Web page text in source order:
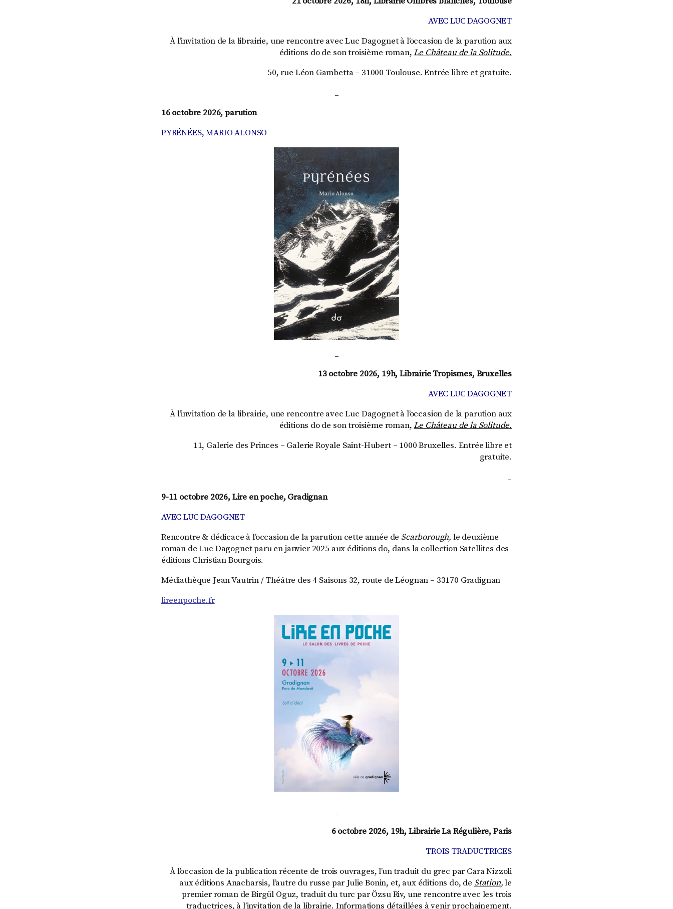
AVEC LUC DAGOGNET
À l’invitation de la librairie, une rencontre avec Luc Dagognet à l’occasion de la parution aux
éditions do de son troisième roman,Le Château de la Solitude.
50, rue Léon Gambetta – 31000 Toulouse. Entrée libre et gratuite.
_
16 octobre 2026, parution
PYRÉNÉES, MARIO ALONSO
_
13 octobre 2026, 19h, Librairie Tropismes, Bruxelles
AVEC LUC DAGOGNET
À l’invitation de la librairie, une rencontre avec Luc Dagognet à l’occasion de la parution aux
éditions do de son troisième roman,Le Château de la Solitude.
11, Galerie des Princes – Galerie Royale Saint-Hubert – 1000 Bruxelles. Entrée libre et
gratuite.
_
9-11 octobre 2026, Lire en poche, Gradignan
AVEC LUC DAGOGNET
Rencontre & dédicace à l’occasion de la parution cette année de Scarborough, le deuxième
roman de Luc Dagognet paru en janvier 2025 aux éditions do, dans la collection Satellites des
éditions Christian Bourgois.
Médiathèque Jean Vautrin / Théâtre des 4 Saisons 32, route de Léognan – 33170 Gradignan
lireenpoche.fr
_
6 octobre 2026, 19h, Librairie La Régulière, Paris
TROIS TRADUCTRICES
À l’occasion de la publication récente de trois ouvrages, l’un traduit du grec par Cara Nizzoli
aux éditions Anacharsis, l’autre du russe par Julie Bonin, et, aux éditions do, de Station,le
premier roman de Birgül Oguz, traduit du turc par Özsu Riv, une rencontre avec les trois
traductrices, à l’invitation de la librairie. Informations détaillées à venir prochainement.